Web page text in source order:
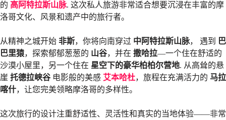
的 高阿特拉斯山脉. 这次私人旅游非常适合想要沉浸在丰富的摩
洛哥文化、风景和遗产中的旅行者。
从精神之城开始 非斯，你将向南穿过 中阿特拉斯山脉， 遇到
巴
巴里猿，探索郁郁葱葱的 山谷，并在 撒哈拉—一个住在舒适的
沙漠小屋里，另一个住在 星空下的豪华柏柏尔营地. 从高耸的悬
崖 托德拉峡谷 电影般的美感 艾本哈杜，旅程在充满活力的 马拉
喀什，让您完美领略摩洛哥的多样性。
这次旅行的设计注重舒适性、灵活性和真实的当地体验——非常